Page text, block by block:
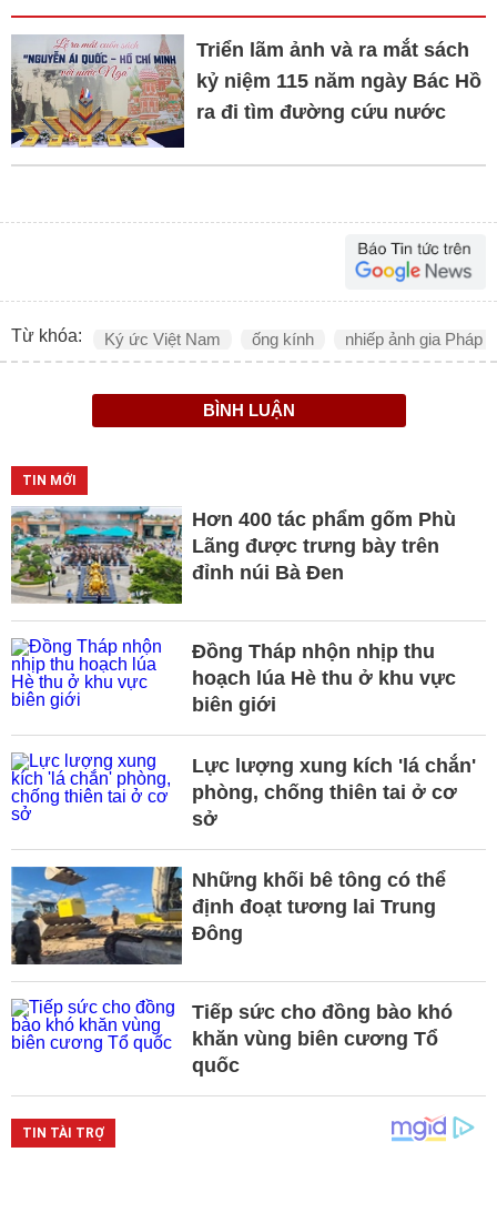
Triển lãm ảnh và ra mắt sách
kỷ niệm 115 năm ngày Bác Hồ
ra đi tìm đường cứu nước
Từ khóa: Ký ức Việt Nam ống kính nhiếp ảnh gia Pháp
BÌNH LUẬN
TIN MỚI
Hơn 400 tác phẩm gốm Phù
Lãng được trưng bày trên
đỉnh núi Bà Đen
Đồng Tháp nhộn nhịp thu
hoạch lúa Hè thu ở khu vực
biên giới
Lực lượng xung kích 'lá chắn'
phòng, chống thiên tai ở cơ
sở
Những khối bê tông có thể
định đoạt tương lai Trung
Đông
Tiếp sức cho đồng bào khó
khăn vùng biên cương Tổ
quốc